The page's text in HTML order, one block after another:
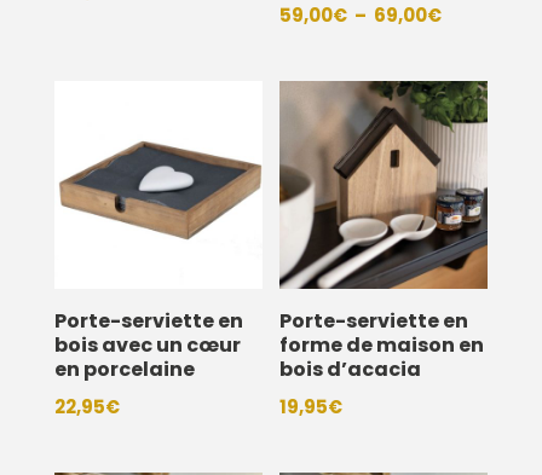
59,00€ – 69,00€Plage
prix :
59,00€
à
69,00€
Porte-serviette en
bois avec un cœur
en porcelaine
22,95€
Porte-serviette en
forme de maison en
bois d’acacia
19,95€